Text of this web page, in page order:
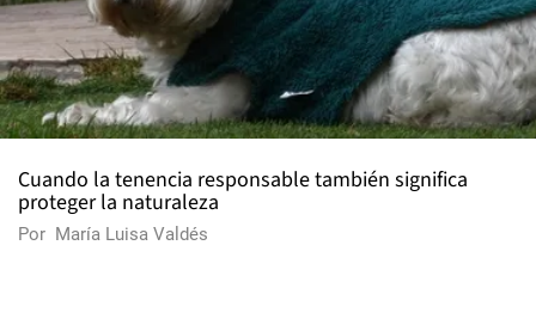
Cuando la tenencia responsable también significa
proteger la naturaleza
Por María Luisa Valdés